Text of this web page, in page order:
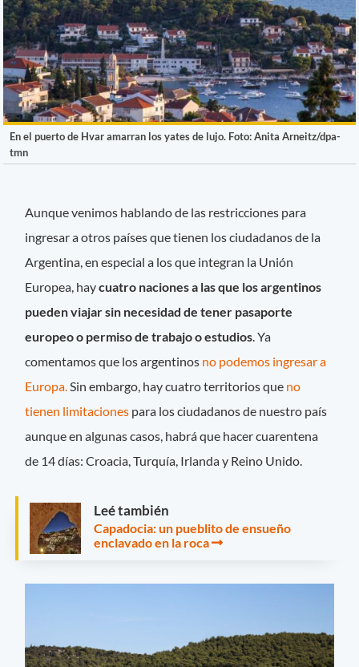
En el puerto de Hvar amarran los yates de lujo. Foto: Anita Arneitz/dpa-
tmn
Aunque venimos hablando de las restricciones para
ingresar a otros países que tienen los ciudadanos de la
Argentina, en especial a los que integran la Unión
Europea, haycuatro naciones a las que los argentinos
pueden viajar sin necesidad de tener pasaporte
europeo o permiso de trabajo o estudios . Ya
comentamos que los argentinos no podemos ingresar a
Europa. Sin embargo, hay cuatro territorios que no
tienen limitaciones para los ciudadanos de nuestro país
aunque en algunas casos, habrá que hacer cuarentena
de 14 días: Croacia, Turquía, Irlanda y Reino Unido.
Leé también
Capadocia: un pueblito de ensueño
enclavado en la roca